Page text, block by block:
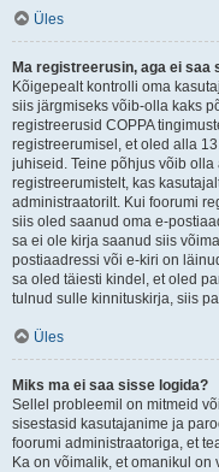
Üles
Ma registreerusin, aga ei saa
Kõigepealt kontrolli oma
siis järgmiseks võib-olla kaks
registreerusid COPPA
registreerumisel, et oled alla
juhiseid. Teine põhjus võib
registreerumistelt, kas
administraatorilt. Kui foorumi
siis oled saanud oma e-
sa ei ole kirja saanud siis
postiaadressi või e-kiri on
sa oled täiesti kindel, et oled
tulnud sulle kinnituskirja, siis
Üles
Miks ma ei saa sisse logida?
Sellel probleemil on mitmeid
sisestasid kasutajanime ja
foorumi administraatoriga, et
Ka on võimalik, et omanikul